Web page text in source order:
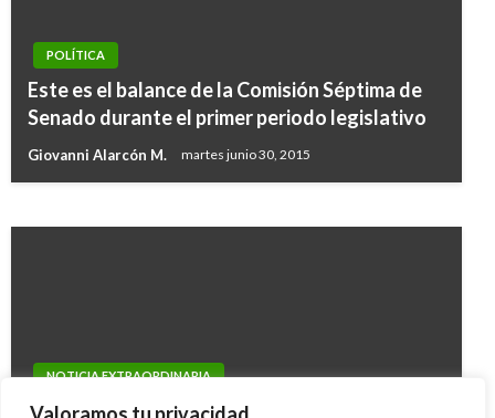
POLÍTICA
Este es el balance de la Comisión Séptima de
Senado durante el primer periodo legislativo
Giovanni Alarcón M. martes junio 30, 2015
Fuerte discusión entre embajadores de
NOTICIA EXTRAORDINARIA
Judicatura votó a favor de hacer “lobby” ante